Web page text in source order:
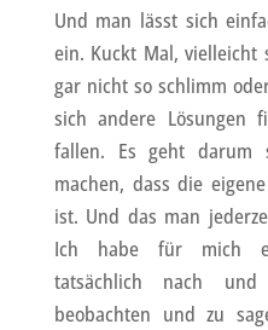
Und man lässt sich
ein. Kuckt Mal, vielleicht
gar nicht so schlimm
sich andere Lösungen
fallen. Es geht darum
machen, dass die
ist. Und das man
Ich habe für mich
tatsächlich nach
beobachten und zu